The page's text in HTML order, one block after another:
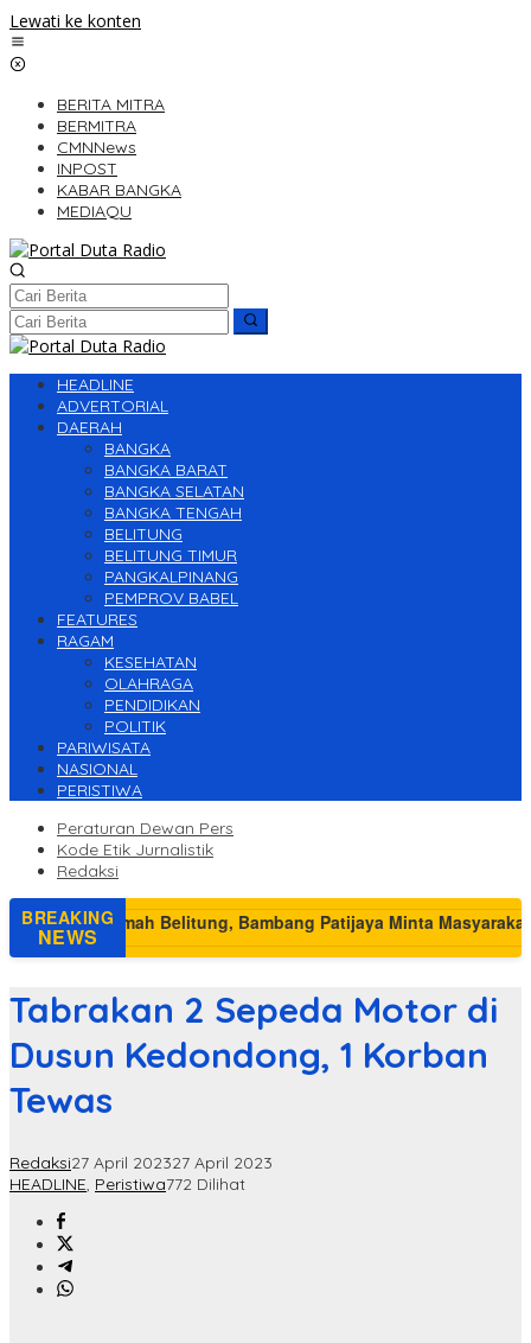
Lewati ke konten
BERITA MITRA
BERMITRA
CMNNews
INPOST
KABAR BANGKA
MEDIAQU
HEADLINE
ADVERTORIAL
DAERAH
BANGKA
BANGKA BARAT
BANGKA SELATAN
BANGKA TENGAH
BELITUNG
BELITUNG TIMUR
PANGKALPINANG
PEMPROV BABEL
FEATURES
RAGAM
KESEHATAN
OLAHRAGA
PENDIDIKAN
POLITIK
PARIWISATA
NASIONAL
PERISTIWA
Peraturan Dewan Pers
Kode Etik Jurnalistik
Redaksi
BREAKING
NEWS
Tabrakan 2 Sepeda Motor di
Dusun Kedondong, 1 Korban
Tewas
Redaksi27 April 202327 April 2023
HEADLINE, Peristiwa772 Dilihat